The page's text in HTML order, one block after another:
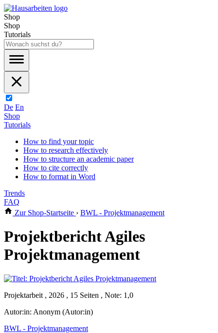
Shop
Shop
Tutorials
De En
Shop
Tutorials
How to find your topic
How to research effectively
How to structure an academic paper
How to cite correctly
How to format in Word
Trends
FAQ
Zur Shop-Startseite › BWL - Projektmanagement
Projektbericht Agiles
Projektmanagement
Projektarbeit , 2026 , 15 Seiten , Note: 1,0
Autor:in: Anonym (Autor:in)
BWL - Projektmanagement